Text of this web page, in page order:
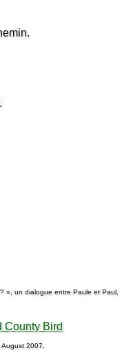
», un dialogue entre Paule et Paul,
County Bird
August 2007,